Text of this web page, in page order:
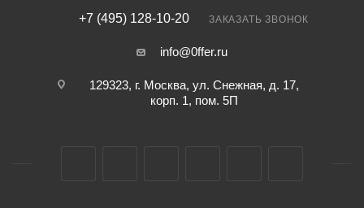
+7 (495) 128-10-20 ЗАКАЗАТЬ ЗВОНОК
info@0ffer.ru
129323, г. Москва, ул. Снежная, д. 17,
корп. 1, пом. 5П